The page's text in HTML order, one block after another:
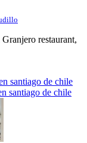
restaurant,
santiago de chile
santiago de chile